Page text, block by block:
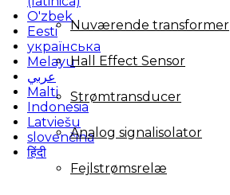
O'zbek
Eesti
українська
Melayu
عربي
Malti
Indonesia
Latviešu
slovenčina
हिंदी
Nuværende transformer
Hall Effect Sensor
Strømtransducer
Analog signalisolator
Fejlstrømsrelæ